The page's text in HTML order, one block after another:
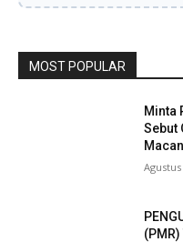
MOST POPULAR
Minta
Sebut
(PMR)